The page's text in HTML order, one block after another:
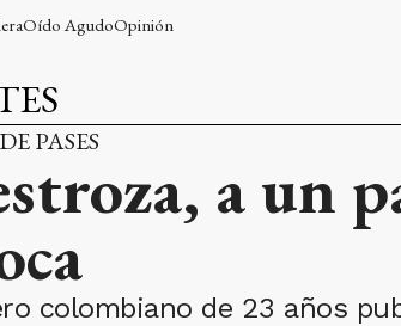
Oído AgudoOpinión
PASES
a un
colombiano de 23 años